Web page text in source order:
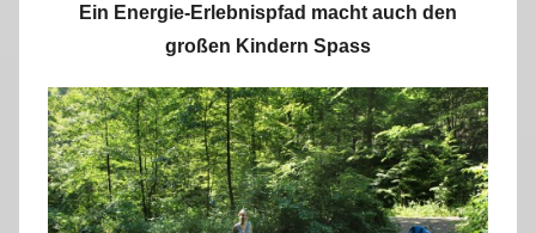
Ein Energie-Erlebnispfad macht auch den
großen Kindern Spass